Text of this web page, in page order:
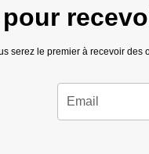
serez le premier à recevoir
Email